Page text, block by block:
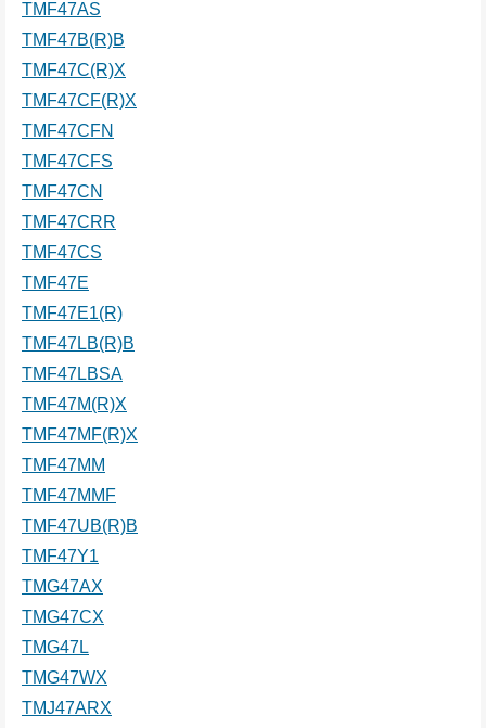
TMF47AS
TMF47B(R)B
TMF47C(R)X
TMF47CF(R)X
TMF47CFN
TMF47CFS
TMF47CN
TMF47CRR
TMF47CS
TMF47E
TMF47E1(R)
TMF47LB(R)B
TMF47LBSA
TMF47M(R)X
TMF47MF(R)X
TMF47MM
TMF47MMF
TMF47UB(R)B
TMF47Y1
TMG47AX
TMG47CX
TMG47L
TMG47WX
TMJ47ARX